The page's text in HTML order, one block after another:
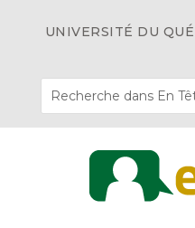
UNIVERSITÉ DU